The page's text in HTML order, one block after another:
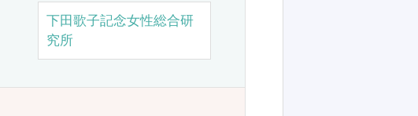
下田歌子記念女性総合研
究所